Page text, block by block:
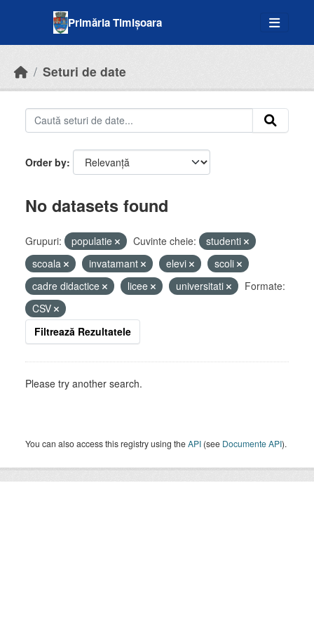
Primăria Timișoara
Seturi de date
Order by
No datasets found
Grupuri: populatie Cuvinte cheie:
studenti
scoala
invatamant elevi
scoli
cadre didactice
licee universitati
Formate:
CSV
Filtrează Rezultatele
Please try another search.
You can also access this registry using theAPI (see Documente API).